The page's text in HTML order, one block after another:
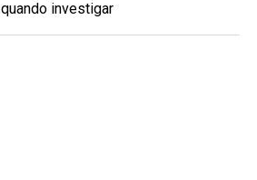
quando investigar